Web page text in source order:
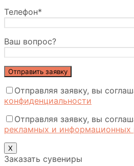
Телефон*
Ваш вопрос?
Отправляя заявку, вы
конфиденциальности
Отправляя заявку, вы
рекламных и информационных
X
Заказать сувениры